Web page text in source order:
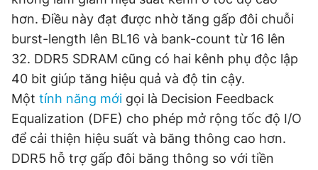
Đọc Thanh Niên trên điện thoại
hơn. Điều này đạt được nhờ tăng gấp đôi chuỗi
burst-length lên BL16 và bank-count từ 16 lên
32. DDR5 SDRAM cũng có hai kênh phụ độc lập
40 bit giúp tăng hiệu quả và độ tin cậy.
Một tính năng mới gọi là Decision Feedback
Equalization (DFE) cho phép mở rộng tốc độ I/O
để cải thiện hiệu suất và băng thông cao hơn.
DDR5 hỗ trợ gấp đôi băng thông so với tiền